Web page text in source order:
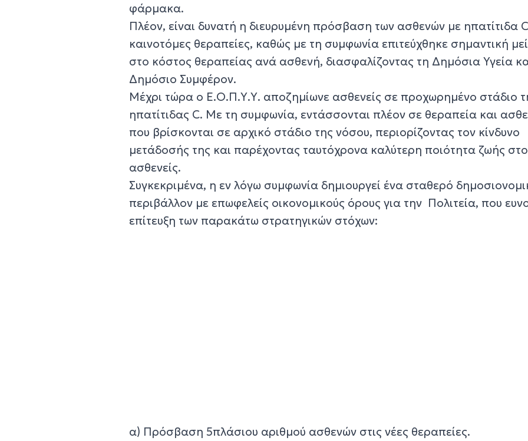
φάρμακα.
Πλέον, είναι δυνατή η διευρυμένη πρόσβαση των ασθενών με ηπατίτιδα
καινοτόμες θεραπείες, καθώς με τη συμφωνία επιτεύχθηκε σημαντική
στο κόστος θεραπείας ανά ασθενή, διασφαλίζοντας τη Δημόσια Υγεία
Δημόσιο Συμφέρον.
Μέχρι τώρα ο Ε.Ο.Π.Υ.Υ. αποζημίωνε ασθενείς σε προχωρημένο στάδιο
ηπατίτιδας C. Με τη συμφωνία, εντάσσονται πλέον σε θεραπεία και
που βρίσκονται σε αρχικό στάδιο της νόσου, περιορίζοντας τον κίνδυνο
μετάδοσής της και παρέχοντας ταυτόχρονα καλύτερη ποιότητα ζωής
ασθενείς.
Συγκεκριμένα, η εν λόγω συμφωνία δημιουργεί ένα σταθερό
περιβάλλον με επωφελείς οικονομικούς όρους για την Πολιτεία, που
επίτευξη των παρακάτω στρατηγικών στόχων:
α) Πρόσβαση 5πλάσιου αριθμού ασθενών στις νέες θεραπείες.